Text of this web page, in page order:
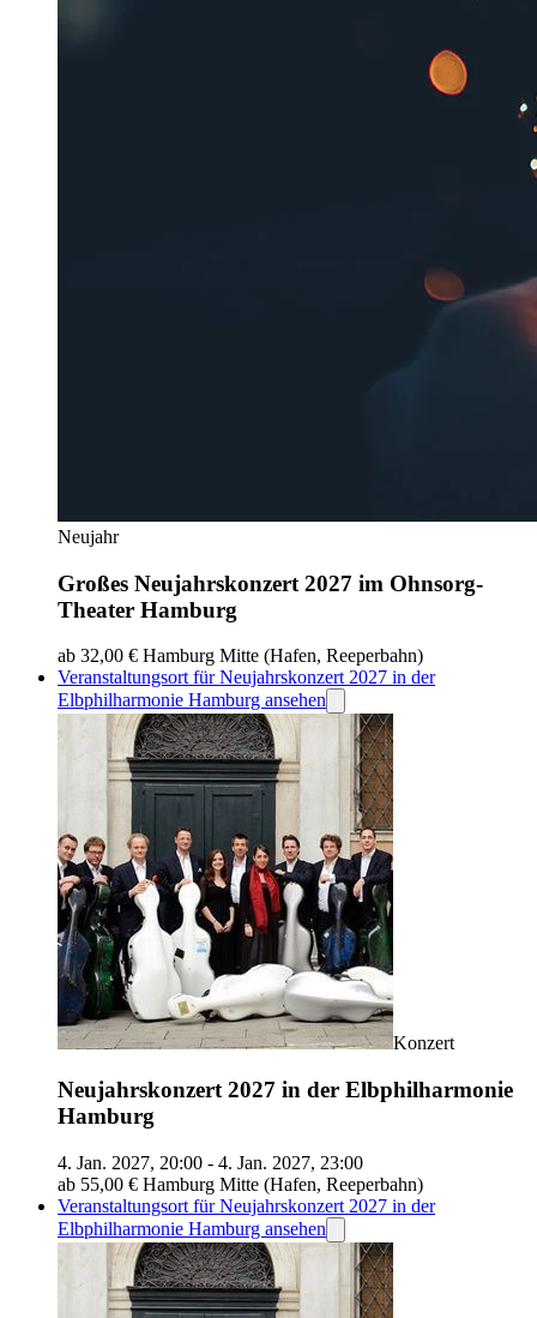
Neujahr
Großes Neujahrskonzert 2027 im Ohnsorg-
Theater Hamburg
ab 32,00 € Hamburg Mitte (Hafen, Reeperbahn)
Veranstaltungsort für Neujahrskonzert 2027 in der
Elbphilharmonie Hamburg ansehen
Konzert
Neujahrskonzert 2027 in der Elbphilharmonie
Hamburg
4. Jan. 2027, 20:00 - 4. Jan. 2027, 23:00
ab 55,00 € Hamburg Mitte (Hafen, Reeperbahn)
Veranstaltungsort für Neujahrskonzert 2027 in der
Elbphilharmonie Hamburg ansehen